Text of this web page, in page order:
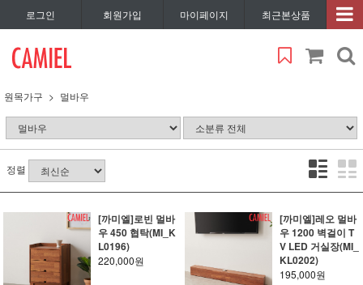
로그인 회원가입 마이페이지 최근본상품
원목가구 멀바우
정렬
[까미엘]로빈 멀바
우 450 협탁(MI_K
L0196)
220,000원
[까미엘]레오 멀바
우 1200 벽걸이 T
V LED 거실장(MI_
KL0202)
195,000원